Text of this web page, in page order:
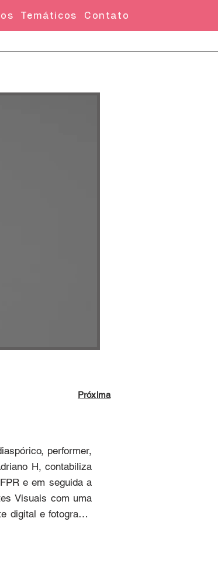
Temáticos Contato
Próxima
performer,
H, contabiliza
e em seguida a
Visuais com uma
digital e fotografia.